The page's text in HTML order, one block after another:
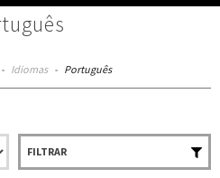
- Idiomas - Português
FILTRAR